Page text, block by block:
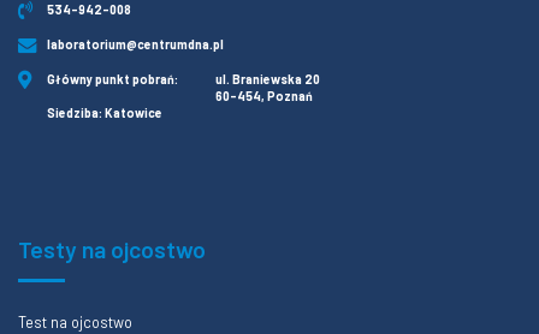
534-942-008
laboratorium@centrumdna.pl
Główny punkt pobrań:
ul. Braniewska 20
60-454, Poznań
Siedziba: Katowice
Testy na ojcostwo
Test na ojcostwo